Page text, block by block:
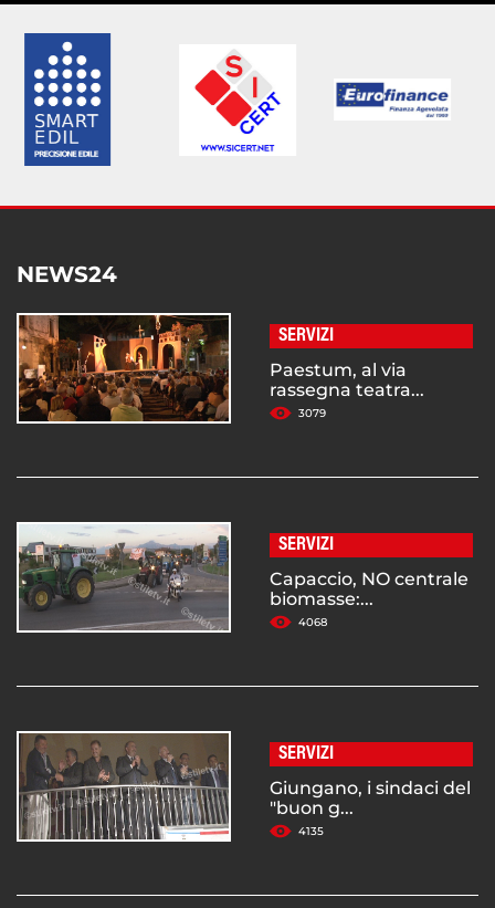
NEWS24
SERVIZI
Paestum, al via
rassegna teatra...
3079
SERVIZI
Capaccio, NO centrale
biomasse:...
4068
SERVIZI
Giungano, i sindaci del
"buon g...
4135